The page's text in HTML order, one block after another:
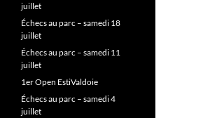
juillet
Échecs au parc – samedi 18
juillet
Échecs au parc – samedi 11
juillet
1er Open EstiValdoie
Échecs au parc – samedi 4
juillet